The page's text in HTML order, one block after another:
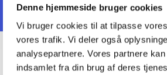
Denne hjemmeside bruger cookies
Vi bruger cookies til at tilpasse
vores trafik. Vi deler også
analysepartnere. Vores partnere
indsamlet fra din brug af deres